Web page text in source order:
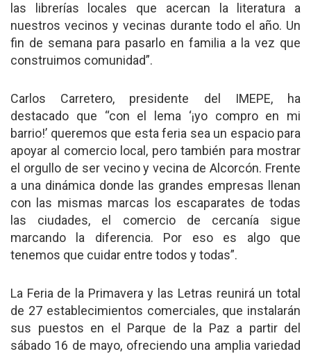
las librerías locales que acercan la literatura a
nuestros vecinos y vecinas durante todo el año. Un
fin de semana para pasarlo en familia a la vez que
construimos comunidad”.
Carlos Carretero, presidente del IMEPE, ha
destacado que “con el lema ‘¡yo compro en mi
barrio!’ queremos que esta feria sea un espacio para
apoyar al comercio local, pero también para mostrar
el orgullo de ser vecino y vecina de Alcorcón. Frente
a una dinámica donde las grandes empresas llenan
con las mismas marcas los escaparates de todas
las ciudades, el comercio de cercanía sigue
marcando la diferencia. Por eso es algo que
tenemos que cuidar entre todos y todas”.
La Feria de la Primavera y las Letras reunirá un total
de 27 establecimientos comerciales, que instalarán
sus puestos en el Parque de la Paz a partir del
sábado 16 de mayo, ofreciendo una amplia variedad